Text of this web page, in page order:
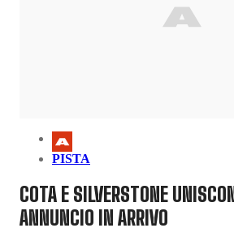
PISTA
COTA E SILVERSTONE
ANNUNCIO IN ARRIVO